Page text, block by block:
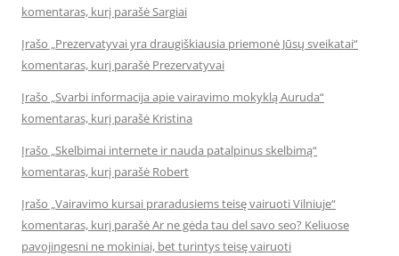
komentaras, kurį parašė Sargiai
Įrašo „Prezervatyvai yra draugiškiausia priemonė Jūsų sveikatai“
komentaras, kurį parašė Prezervatyvai
Įrašo „Svarbi informacija apie vairavimo mokyklą Auruda“
komentaras, kurį parašė Kristina
Įrašo „Skelbimai internete ir nauda patalpinus skelbimą“
komentaras, kurį parašė Robert
Įrašo „Vairavimo kursai praradusiems teisę vairuoti Vilniuje“
komentaras, kurį parašė Ar ne gėda tau del savo seo? Keliuose
pavojingesni ne mokiniai, bet turintys teisę vairuoti